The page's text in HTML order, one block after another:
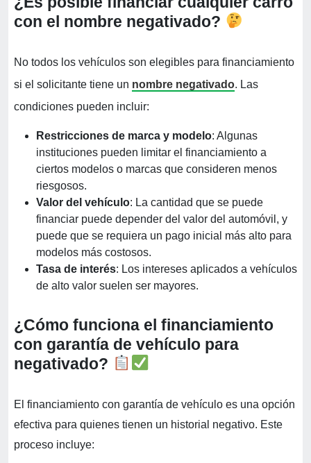
con el nombre negativado?
No todos los vehículos son elegibles para financiamiento
si el solicitante tiene un nombre negativado. Las
condiciones pueden incluir:
Restricciones de marca y modelo: Algunas
instituciones pueden limitar el financiamiento a
ciertos modelos o marcas que consideren menos
riesgosos.
Valor del vehículo: La cantidad que se puede
financiar puede depender del valor del automóvil, y
puede que se requiera un pago inicial más alto para
modelos más costosos.
Tasa de interés: Los intereses aplicados a vehículos
de alto valor suelen ser mayores.
¿Cómo funciona el financiamiento
con garantía de vehículo para
negativado?
El financiamiento con garantía de vehículo es una opción
efectiva para quienes tienen un historial negativo. Este
proceso incluye: